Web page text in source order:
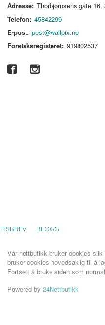
Adresse: Thorbjørnsens gate 16,
Telefon: 45842299
E-post: post@wallpix.no
Foretaksregisteret: 919802537
BLOGG
Vår nettbutikk bruker cookies
bruker cookies hovedsaklig til å
Fortsett å bruke siden som
Powered by 24Nettbutikk